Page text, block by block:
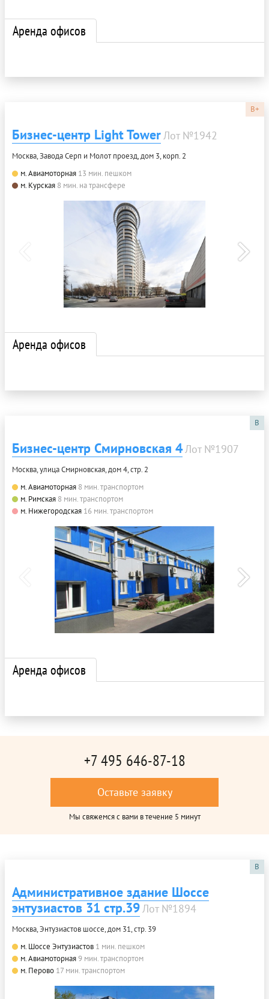
Аренда офисов
B+
Бизнес-центр Light TowerЛот №1942
Москва, Завода Серп и Молот проезд, дом 3, корп. 2
м. Авиамоторная 13 мин. пешком
м. Курская 8 мин. на трансфере
Аренда офисов
B
Бизнес-центр Смирновская 4Лот №1907
Москва, улица Смирновская, дом 4, стр. 2
м. Авиамоторная 8 мин. транспортом
м. Римская 8 мин. транспортом
м. Нижегородская 16 мин. транспортом
Аренда офисов
+7 495 646-87-18
Оставьте заявку
Мы свяжемся с вами в течение 5 минут
B
Административное здание Шоссе
энтузиастов 31 стр.39Лот №1894
Москва, Энтузиастов шоссе, дом 31, стр. 39
м. Шоссе Энтузиастов 1 мин. пешком
м. Авиамоторная9 мин. транспортом
м. Перово 17 мин. транспортом